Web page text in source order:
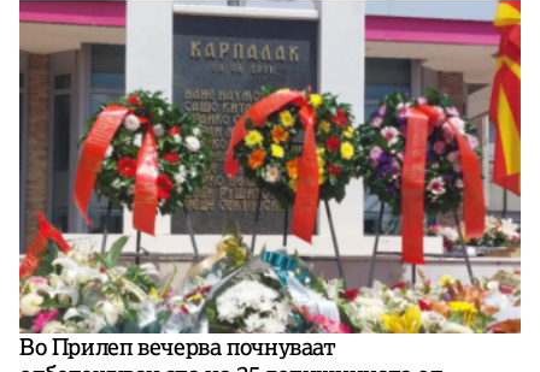
Во Прилеп вечерва почнуваат